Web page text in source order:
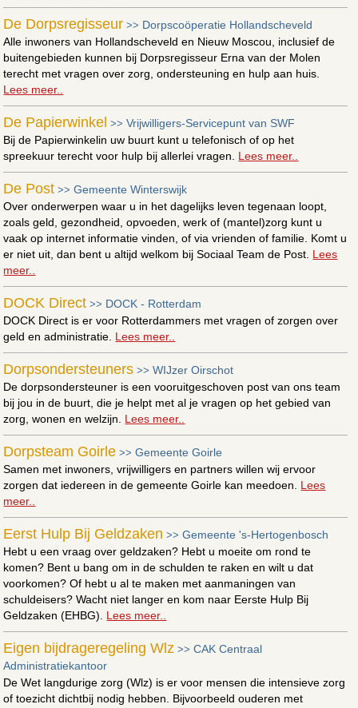
De Dorpsregisseur >> Dorpscoöperatie Hollandscheveld
Alle inwoners van Hollandscheveld en Nieuw Moscou, inclusief de
buitengebieden kunnen bij Dorpsregisseur Erna van der Molen
terecht met vragen over zorg, ondersteuning en hulp aan huis.
Lees meer..
De Papierwinkel >>Vrijwilligers-Servicepunt van SWF
Bij de Papierwinkelin uw buurt kunt u telefonisch of op het
spreekuur terecht voor hulp bij allerlei vragen. Lees meer..
De Post >>Gemeente Winterswijk
Over onderwerpen waar u in het dagelijks leven tegenaan loopt,
zoals geld, gezondheid, opvoeden, werk of (mantel)zorg kunt u
vaak op internet informatie vinden, of via vrienden of familie. Komt u
er niet uit, dan bent u altijd welkom bij Sociaal Team de Post. Lees
meer..
DOCK Direct >> DOCK - Rotterdam
DOCK Direct is er voor Rotterdammers met vragen of zorgen over
geld en administratie. Lees meer..
Dorpsondersteuners >>WIJzer Oirschot
De dorpsondersteuner is een vooruitgeschoven post van ons team
bij jou in de buurt, die je helpt met al je vragen op het gebied van
zorg, wonen en welzijn. Lees meer..
Dorpsteam Goirle >>Gemeente Goirle
Samen met inwoners, vrijwilligers en partners willen wij ervoor
zorgen dat iedereen in de gemeente Goirle kan meedoen. Lees
meer..
Eerst Hulp Bij Geldzaken >>Gemeente 's-Hertogenbosch
Hebt u een vraag over geldzaken? Hebt u moeite om rond te
komen? Bent u bang om in de schulden te raken en wilt u dat
voorkomen? Of hebt u al te maken met aanmaningen van
schuldeisers? Wacht niet langer en kom naar Eerste Hulp Bij
Geldzaken (EHBG). Lees meer..
Eigen bijdrageregeling Wlz >>CAK Centraal
Administratiekantoor
De Wet langdurige zorg (Wlz) is er voor mensen die intensieve zorg
of toezicht dichtbij nodig hebben. Bijvoorbeeld ouderen met